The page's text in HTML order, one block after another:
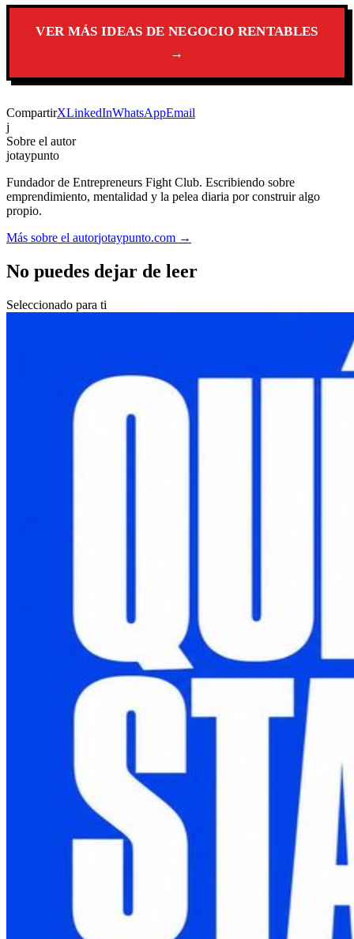
VER MÁS IDEAS DE NEGOCIO RENTABLES
→
CompartirXLinkedInWhatsAppEmail
j
Sobre el autor
jotaypunto
Fundador de Entrepreneurs Fight Club. Escribiendo sobre
emprendimiento, mentalidad y la pelea diaria por construir algo
propio.
Más sobre el autorjotaypunto.com →
No puedes dejar de leer
Seleccionado para ti